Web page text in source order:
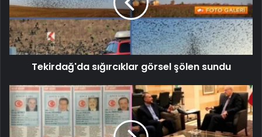
Tekirdağ'da sığırcıklar görsel şölen sundu